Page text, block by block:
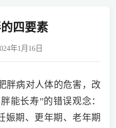
四要素
年1月16日
胖病对人体的危害，改
能长寿”的错误观念：
娠期、更年期、老年期